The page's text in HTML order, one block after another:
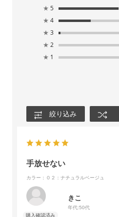
★ 5
★ 4
★ 3
★ 2
★ 1
絞り込み
手放せない
カラー：０２：ナチュラルベージュ
きこ
年代:50代